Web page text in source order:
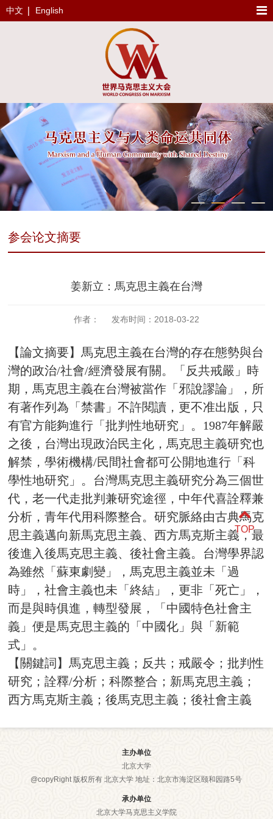
中文 English
参会论文摘要
姜新立：馬克思主義在台灣
作者： 发布时间：2018-03-22
【論文摘要】馬克思主義在台灣的存在態勢與台
灣的政治/社會/經濟發展有關。「反共戒嚴」時
期，馬克思主義在台灣被當作「邪說謬論」，所
有著作列為「禁書」不許閱讀，更不准出版，只
有官方能夠進行「批判性地研究」。1987年解嚴
之後，台灣出現政治民主化，馬克思主義研究也
解禁，學術機構/民間社會都可公開地進行「科
學性地研究」。台灣馬克思主義研究分為三個世
代，老一代走批判兼研究途徑，中年代喜詮釋兼
分析，青年代用科際整合。研究脈絡由古典馬克
思主義邁向新馬克思主義、西方馬克斯主義，最
後進入後馬克思主義、後社會主義。台灣學界認
為雖然「蘇東劇變」，馬克思主義並未「過
時」，社會主義也未「終結」，更非「死亡」，
而是與時俱進，轉型發展，「中國特色社會主
義」便是馬克思主義的「中國化」與「新範
式」。
【 關鍵詞】馬克思主義；反共；戒嚴令；批判性
研究；詮釋/分析；科際整合；新馬克思主義；
西方馬克斯主義；後馬克思主義；後社會主義
主办单位
北京大学
@copyRight 版权所有 北京大学 地址：北京市海淀区颐和园路5号
承办单位
北京大学马克思主义学院
TOP